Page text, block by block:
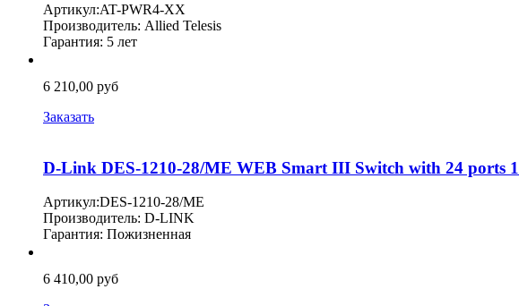
Артикул:AT-PWR4-XX
Производитель: Allied Telesis
Гарантия: 5 лет
6 210,00 руб
Заказать
D-Link DES-1210-28/ME WEB Smart III Switch with 24 ports
Артикул:DES-1210-28/ME
Производитель: D-LINK
Гарантия: Пожизненная
6 410,00 руб